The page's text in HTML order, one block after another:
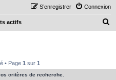
Connexion
S’enregistrer
actifs
e
• Page 1 sur 1
critères de recherche.